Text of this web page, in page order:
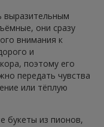
выразительным
они сразу
внимания к
и
поэтому его
передать чувства
или тёплую
букеты из пионов,